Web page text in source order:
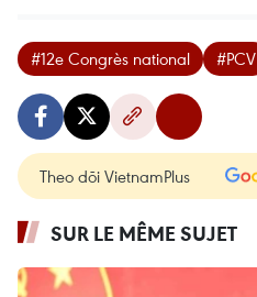
#12e Congrès national #PCV
Theo dõi VietnamPlus
SUR LE MÊME SUJET